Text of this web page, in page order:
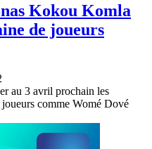
Kokou Komla
de joueurs
au 3 avril prochain les
comme Womé Dové